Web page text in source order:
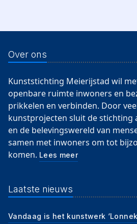
Over ons
Kunststichting Meierijstad wil
openbare ruimte inwoners en
prikkelen en verbinden. Door
kunstprojecten sluit de stichting
en de belevingswereld van
samen met inwoners om tot
komen. Lees meer
Laatste nieuws
Vandaag is het kunstwerk